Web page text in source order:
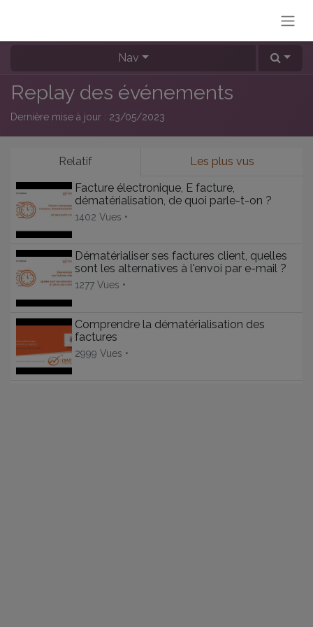
Nav
Replay des événements
Dernière mise à jour : 23/05/2023
Relatif
Les plus vus
Facture électronique, E facture,
dématérialisation, de quoi parle-t-on ?
1402 Vues •
Dématérialiser ses factures client, quelles
sont les alternatives à l'envoi par e-mail ?
1277 Vues •
Comprendre la dématérialisation des
factures
2999 Vues •